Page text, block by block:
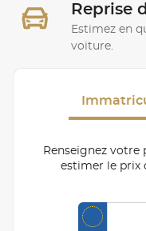
Reprise
Estimez en
voiture.
Renseignez
estimer le prix